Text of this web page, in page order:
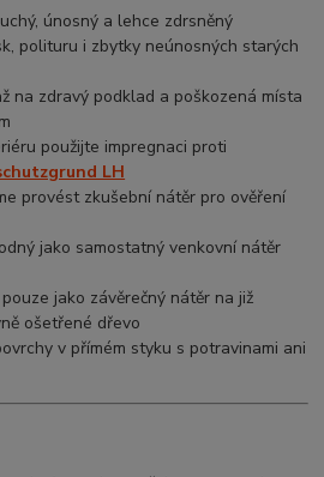
únosný a lehce zdrsněný
polituru i zbytky neúnosných starých
na zdravý podklad a poškozená místa
použijte impregnaci proti
LH
provést zkušební nátěr pro ověření
jako samostatný venkovní nátěr
jako závěrečný nátěr na již
ošetřené dřevo
v přímém styku s potravinami ani